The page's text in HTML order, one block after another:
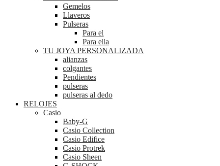
Gemelos
Llaveros
Pulseras
Para el
Para ella
TU JOYA PERSONALIZADA
alianzas
colgantes
Pendientes
pulseras
pulseras al dedo
RELOJES
Casio
Baby-G
Casio Collection
Casio Edifice
Casio Protrek
Casio Sheen